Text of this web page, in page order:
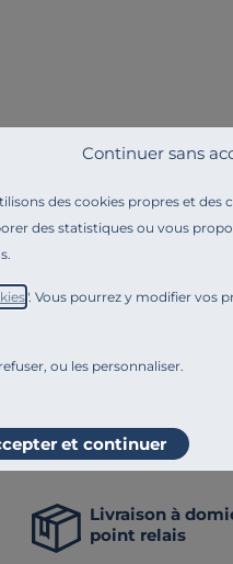
des cookies propres et des
des statistiques ou vous
". Vous pourrez y modifier vos
ou les personnaliser.
Continuer sans
et continuer
a par exemple généré
fait partie de nos
Craquez aussi
Livraison à
point relais